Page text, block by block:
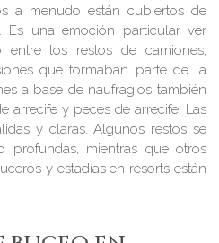
a menudo están cubiertos de
Es una emoción particular ver
los restos de camiones,
que formaban parte de la
a base de naufragios también
arrecife y peces de arrecife. Las
y claras. Algunos restos se
profundas, mientras que otros
y estadías en resorts están